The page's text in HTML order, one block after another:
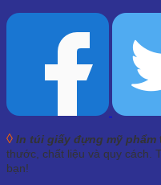
◊ In túi giấy đựng mỹ phẩm
thước, chất liệu và quy cách.
bạn!